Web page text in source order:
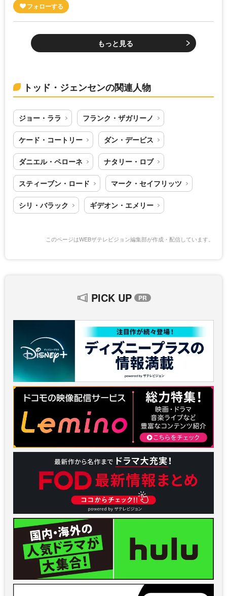
もっと見る
トッド・ジェンセンの関連人物
ジョー・ララ フランク・ザガリーノ
ケード・コートリー ダン・デービス
ダニエル・ペローネ ナタリー・ロブ
スティーブン・ロード マーク・セイフリッツ
シリ・バラック ギデオン・エメリー
このページはWEBザテレビジョン編集部が作成・配信しています。
PICK UP